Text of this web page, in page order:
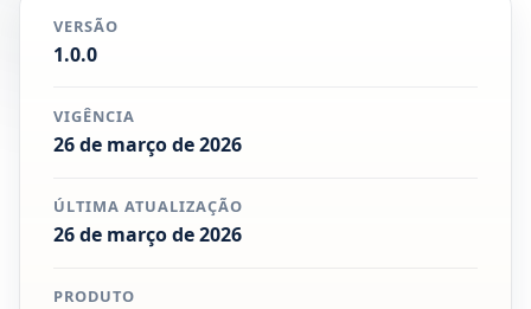
VERSÃO
1.0.0
VIGÊNCIA
26 de março de 2026
ÚLTIMA ATUALIZAÇÃO
26 de março de 2026
PRODUTO